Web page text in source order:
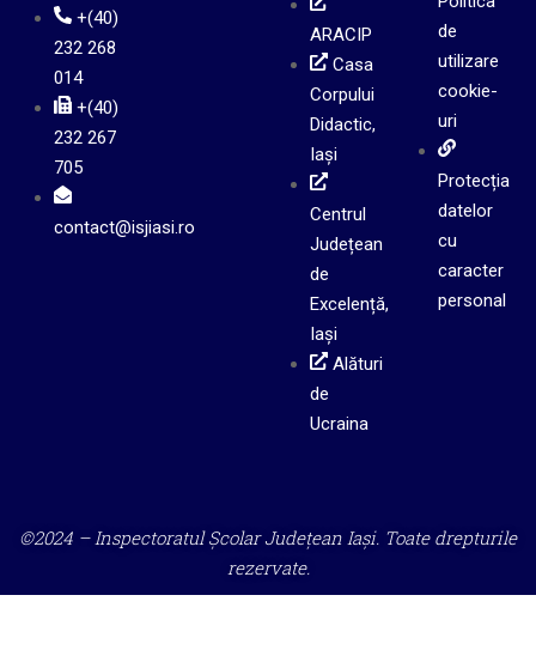
+(40)
232 268
014
+(40)
232 267
705
contact@isjiasi.ro
ARACIP
Casa
Corpului
Didactic,
Iași
Centrul
Județean
de
Excelență,
Iași
Alături
de
Ucraina
de
utilizare
cookie-
uri
Protecția
datelor
cu
caracter
personal
©2024 – Inspectoratul Școlar Județean Iași. Toate drepturile
rezervate.